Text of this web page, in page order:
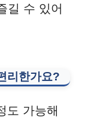
길 수 있어
리한가요?
도 가능해